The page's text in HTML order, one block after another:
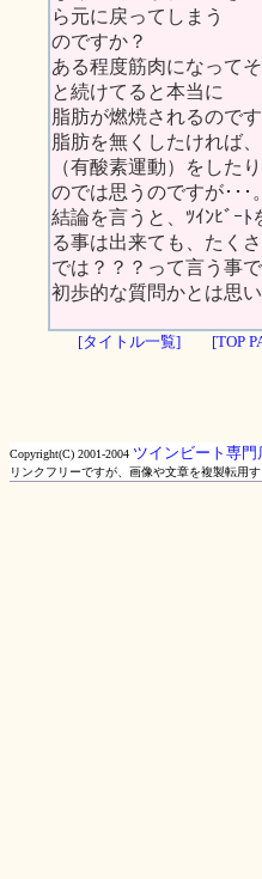
ら元に戻ってしまう
のですか？
ある程度筋肉になって
と続けてると本当に
脂肪が燃焼されるので
脂肪を無くしたければ
（有酸素運動）をした
のでは思うのですが･･･。
結論を言うと、ﾂｲﾝﾋﾞｰ
る事は出来ても、たく
では？？？って言う事で
初歩的な質問かとは思
[タイトル一覧] [TOP
Copyright(C) 2001-2004 ツインビート専門
リンクフリーですが、画像や文章を複製転用す